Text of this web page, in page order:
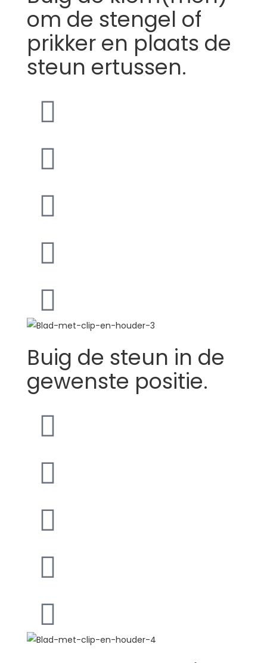
om de stengel of
prikker en plaats de
steun ertussen.
Buig de steun in de
gewenste positie.